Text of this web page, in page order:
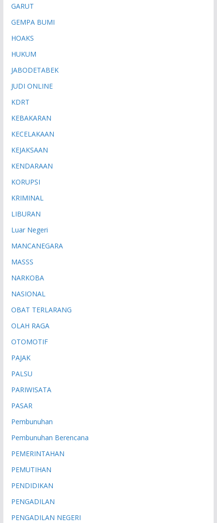
GARUT
GEMPA BUMI
HOAKS
HUKUM
JABODETABEK
JUDI ONLINE
KDRT
KEBAKARAN
KECELAKAAN
KEJAKSAAN
KENDARAAN
KORUPSI
KRIMINAL
LIBURAN
Luar Negeri
MANCANEGARA
MASSS
NARKOBA
NASIONAL
OBAT TERLARANG
OLAH RAGA
OTOMOTIF
PAJAK
PALSU
PARIWISATA
PASAR
Pembunuhan
Pembunuhan Berencana
PEMERINTAHAN
PEMUTIHAN
PENDIDIKAN
PENGADILAN
PENGADILAN NEGERI